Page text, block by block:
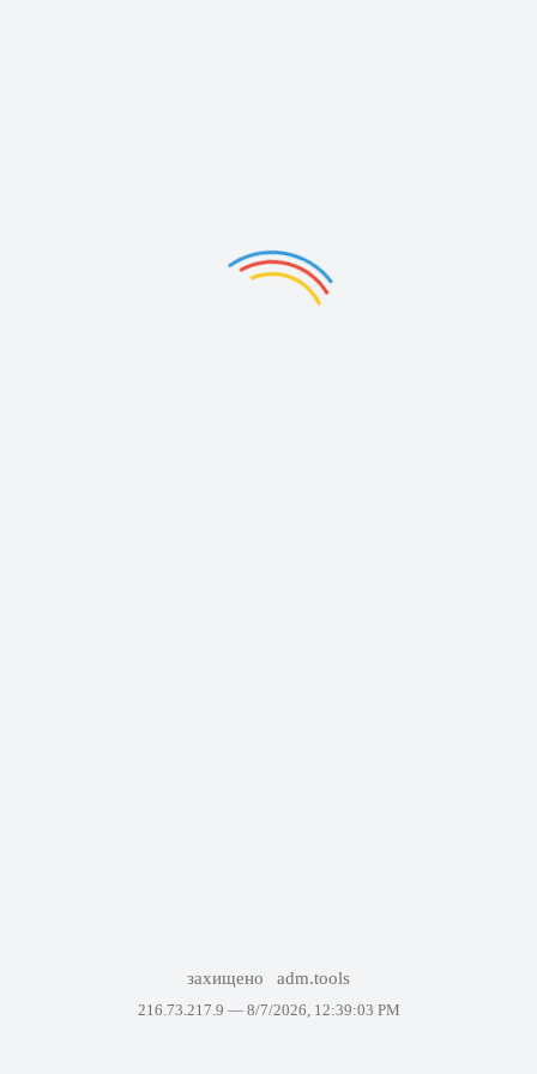
захищено adm.tools
216.73.217.9 — 8/7/2026, 12:39:03 PM